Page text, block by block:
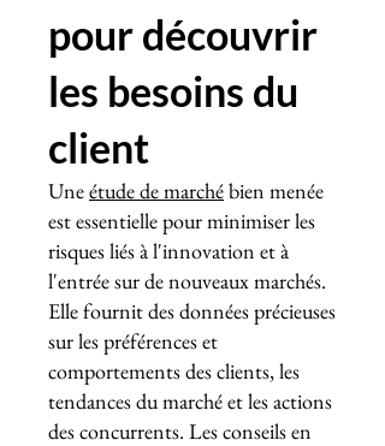
pour découvrir
les besoins du
client
Uneétude de marchébien menée
est essentielle pour minimiser les
risques liés à l'innovation et à
l'entrée sur de nouveaux marchés.
Elle fournit des données précieuses
sur les préférences et
comportements des clients, les
tendances du marché et les actions
des concurrents. Les conseils en